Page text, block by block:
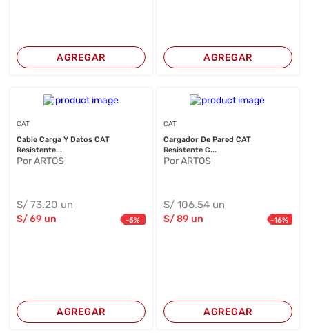
AGREGAR AGREGAR
CAT
Cable Carga Y Datos CAT
Resistente...
Por ARTOS
S/73.20 un
S/69 un -5%
AGREGAR
CAT
Cargador De Pared CAT
Resistente C...
Por ARTOS
S/ 106.54 un
S/89 un -16%
AGREGAR